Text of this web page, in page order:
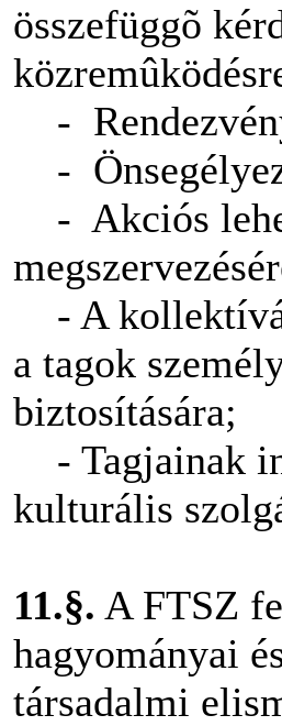
összefüggõ
-
-
- Akciós
- A
a tagok
biztosítására;
- Tagjainak
kulturális
11.§. A FTSZ
hagyományai
társadalmi